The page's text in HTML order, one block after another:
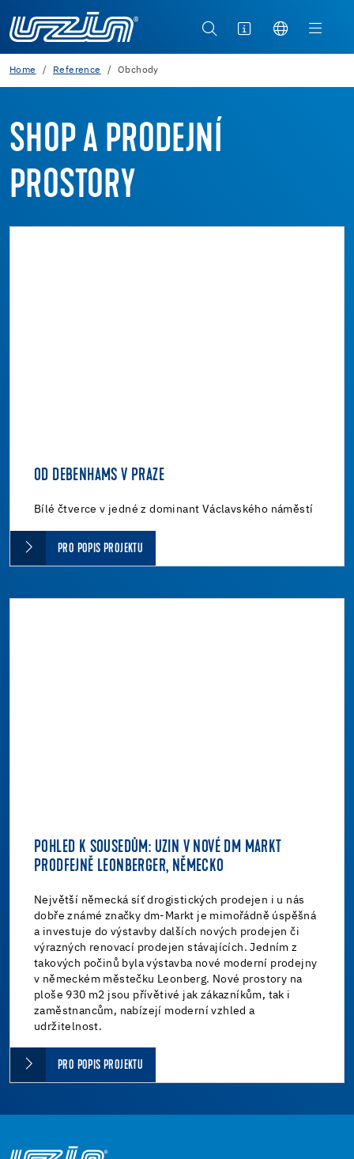
Home Reference Obchody
SHOP A PRODEJNÍ
PROSTORY
OD DEBENHAMS V PRAZE
Bílé čtverce v jedné z dominant Václavského náměstí
PRO POPIS PROJEKTU
POHLED K SOUSEDŮM: UZIN V NOVÉ DM MARKT
PRODFEJNĚ LEONBERGER, NĚMECKO
Největší německá síť drogistických prodejen i u nás
dobře známé značky dm-Markt je mimořádně úspěšná
a investuje do výstavby dalších nových prodejen či
výrazných renovací prodejen stávajících. Jedním z
takových počinů byla výstavba nové moderní prodejny
v německém městečku Leonberg. Nové prostory na
ploše 930 m2 jsou přívětivé jak zákazníkům, tak i
zaměstnancům, nabízejí moderní vzhled a
udržitelnost.
PRO POPIS PROJEKTU